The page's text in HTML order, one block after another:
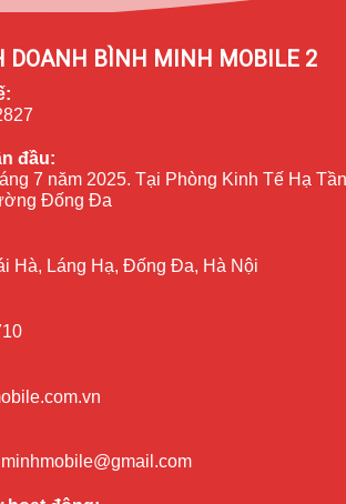
DOANH BÌNH MINH MOBILE 2
đầu:
7 năm 2025. Tại Phòng Kinh Tế Hạ
Đống Đa
Hà, Láng Hạ, Đống Đa, Hà Nội